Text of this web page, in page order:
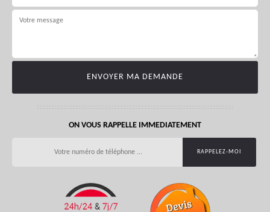
ON VOUS RAPPELLE IMMEDIATEMENT